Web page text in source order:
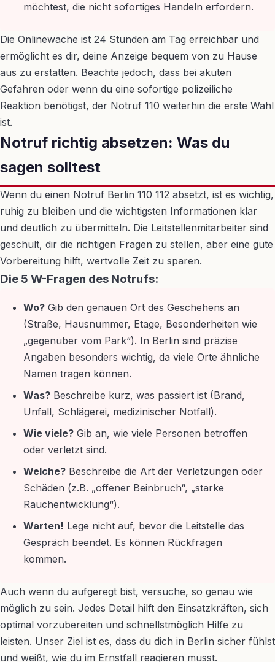
möchtest, die nicht sofortiges Handeln erfordern.
Die Onlinewache ist 24 Stunden am Tag erreichbar und
ermöglicht es dir, deine Anzeige bequem von zu Hause
aus zu erstatten. Beachte jedoch, dass bei akuten
Gefahren oder wenn du eine sofortige polizeiliche
Reaktion benötigst, der Notruf 110 weiterhin die erste Wahl
ist.
Notruf richtig absetzen: Was du
sagen solltest
Wenn du einen Notruf Berlin 110 112 absetzt, ist es wichtig,
ruhig zu bleiben und die wichtigsten Informationen klar
und deutlich zu übermitteln. Die Leitstellenmitarbeiter sind
geschult, dir die richtigen Fragen zu stellen, aber eine gute
Vorbereitung hilft, wertvolle Zeit zu sparen.
Die 5 W-Fragen des Notrufs:
Wo? Gib den genauen Ort des Geschehens an
(Straße, Hausnummer, Etage, Besonderheiten wie
„gegenüber vom Park“). In Berlin sind präzise
Angaben besonders wichtig, da viele Orte ähnliche
Namen tragen können.
Was? Beschreibe kurz, was passiert ist (Brand,
Unfall, Schlägerei, medizinischer Notfall).
Wie viele? Gib an, wie viele Personen betroffen
oder verletzt sind.
Welche? Beschreibe die Art der Verletzungen oder
Schäden (z.B. „offener Beinbruch“, „starke
Rauchentwicklung“).
Warten! Lege nicht auf, bevor die Leitstelle das
Gespräch beendet. Es können Rückfragen
kommen.
Auch wenn du aufgeregt bist, versuche, so genau wie
möglich zu sein. Jedes Detail hilft den Einsatzkräften, sich
optimal vorzubereiten und schnellstmöglich Hilfe zu
leisten. Unser Ziel ist es, dass du dich in Berlin sicher fühlst
und weißt, wie du im Ernstfall reagieren musst.